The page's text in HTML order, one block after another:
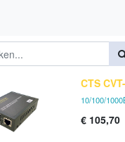
CTS
10/100/
€ 105,70